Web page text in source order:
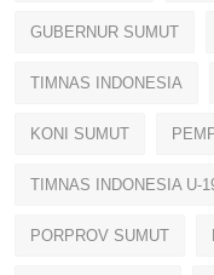
GUBERNUR SUMUT
TIMNAS INDONESIA
KONI SUMUT
TIMNAS INDONESIA U-
PORPROV SUMUT